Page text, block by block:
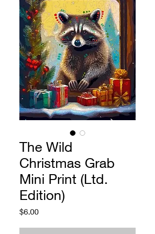
The Wild
Christmas Grab
Mini Print (Ltd.
Edition)
$6.00Price